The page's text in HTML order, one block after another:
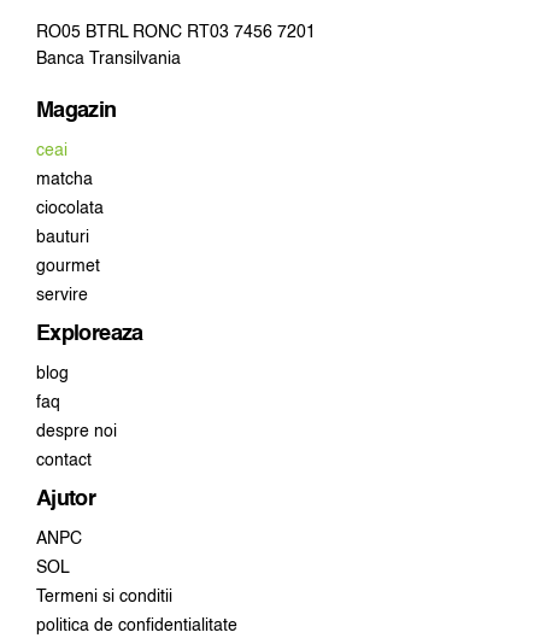
RO05 BTRL RONC RT03 7456 7201
Banca Transilvania
Magazin
ceai
matcha
ciocolata
bauturi
gourmet
servire
Exploreaza
blog
faq
despre noi
contact
Ajutor
ANPC
SOL
Termeni si conditii
politica de confidentialitate